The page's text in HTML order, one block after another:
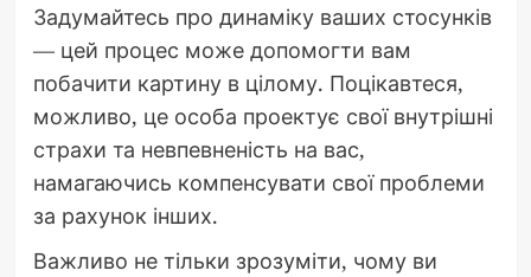
Задумайтесь про динаміку ваших стосунків
— цей процес може допомогти вам
побачити картину в цілому. Поцікавтеся,
можливо, це особа проектує свої внутрішні
страхи та невпевненість на вас,
намагаючись компенсувати свої проблеми
за рахунок інших.
Важливо не тільки зрозуміти, чому ви